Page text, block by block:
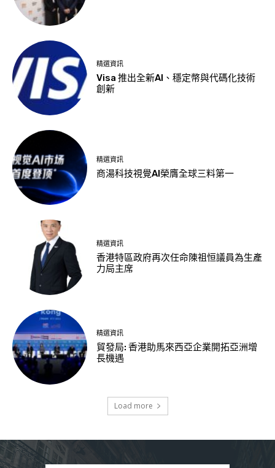
精選資訊
Visa 推出全新AI、穩定幣與代碼化技術
創新
精選資訊
商湯科技視覺AI榮膺全球三料第一
精選資訊
香港特區政府再次任命陳祖恒議員為生產
力局主席
精選資訊
貿發局: 香港助馬來西亞企業開拓亞洲增
長機遇
Load more